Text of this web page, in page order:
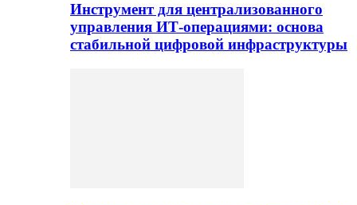
Инструмент для централизованного
управления ИТ-операциями: основа
стабильной цифровой инфраструктуры